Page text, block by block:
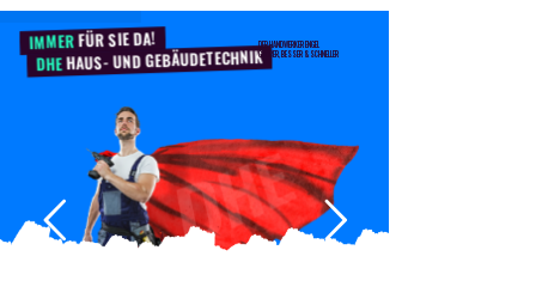
IMMERFÜR SIE DA!
DHEHAUS- UND GEBÄUDETECHNIK
DER HANDWERKER ENGEL
GRÖßER, BESSER & SCHNELLER